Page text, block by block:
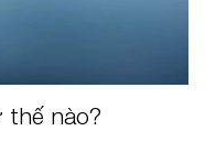
thế nào?